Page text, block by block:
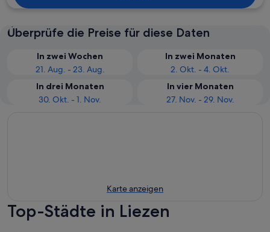
Überprüfe die Preise für diese Daten
In zwei Wochen
21. Aug. - 23. Aug.
In zwei Monaten
2. Okt. - 4. Okt.
In drei Monaten
30. Okt. - 1. Nov.
In vier Monaten
27. Nov. - 29. Nov.
Karte anzeigen
Top-Städte in Liezen